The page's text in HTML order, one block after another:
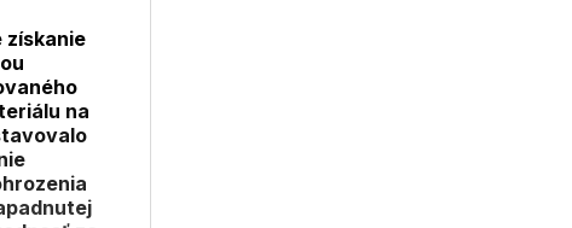
získanie
na